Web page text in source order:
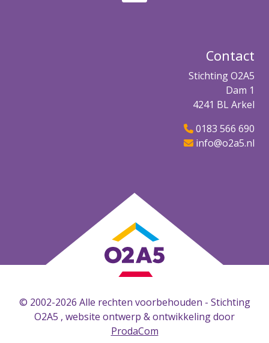
Contact
Stichting O2A5
Dam 1
4241 BL Arkel
0183 566 690
info@o2a5.nl
© 2002-2026 Alle rechten voorbehouden - Stichting
O2A5 , website ontwerp & ontwikkeling door
ProdaCom